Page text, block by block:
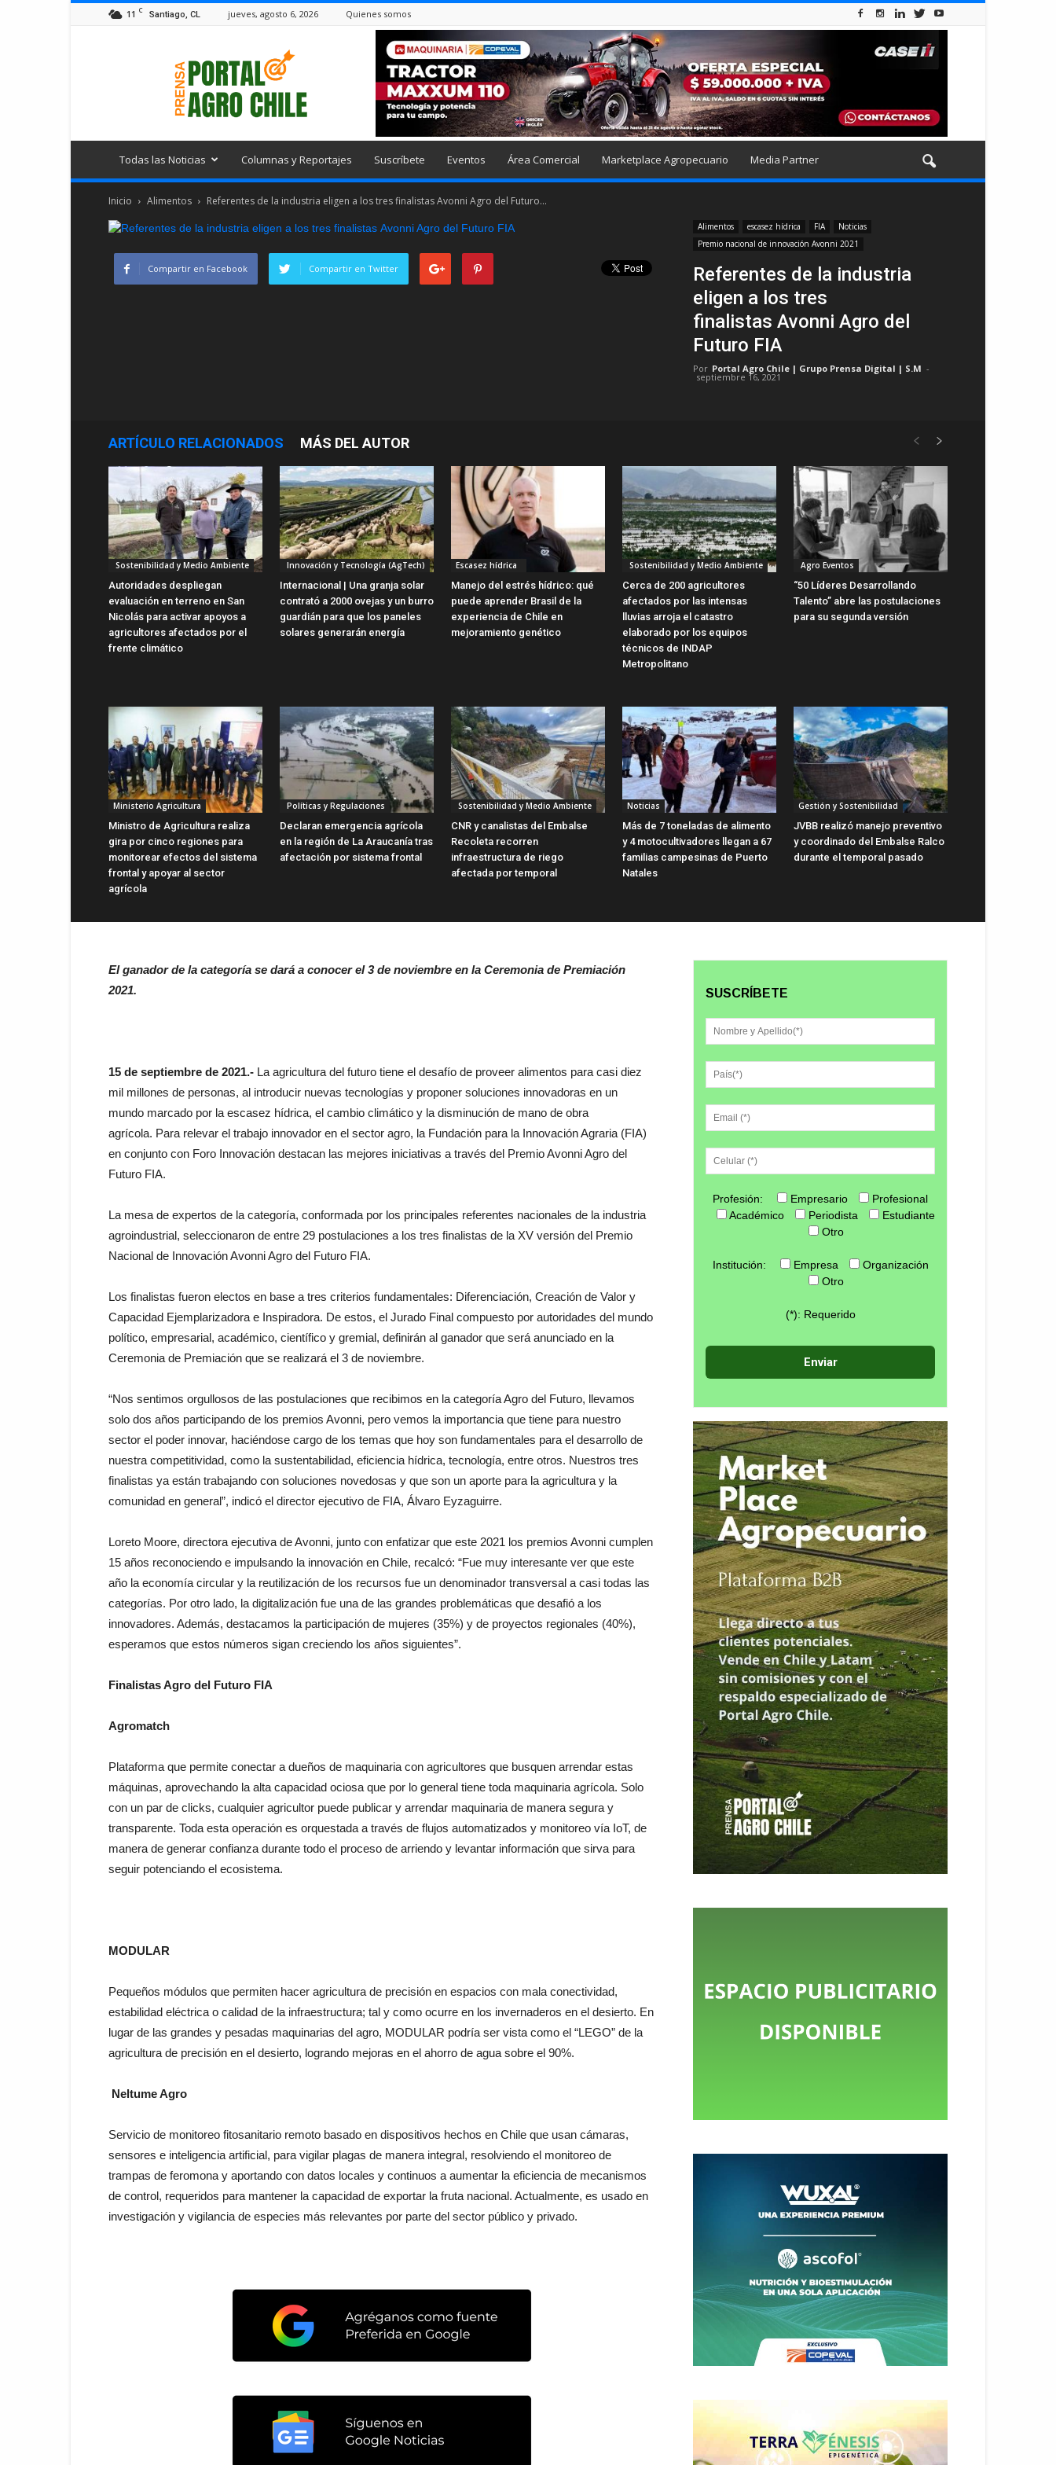
11 C Santiago, CL jueves, agosto 6, 2026 Quienes somos
Todas las Noticias Columnas y Reportajes Suscríbete Eventos Área Comercial Marketplace Agropecuario Media Partner
Inicio Alimentos Referentes de la industria eligen a los tres finalistas Avonni Agro del Futuro...
Alimentos escasez hídrica FIA
Noticias
Premio nacional de innovación Avonni 2021
Referentes de la industria
eligen a los tres
finalistas Avonni Agro del
Futuro FIA
Por Portal Agro Chile | Grupo Prensa Digital | S.M -
septiembre 16, 2021
Compartir en Facebook Compartir en Twitter
ARTÍCULO RELACIONADOS MÁS DEL AUTOR
Sostenibilidad y Medio Ambiente
Autoridades despliegan
evaluación en terreno en San
Nicolás para activar apoyos a
agricultores afectados por el
frente climático
Innovación y Tecnología (AgTech)
Internacional | Una granja solar
contrató a 2000 ovejas y un burro
guardián para que los paneles
solares generarán energía
Escasez hídrica
Manejo del estrés hídrico: qué
puede aprender Brasil de la
experiencia de Chile en
mejoramiento genético
Sostenibilidad y Medio Ambiente
Cerca de 200 agricultores
afectados por las intensas
lluvias arroja el catastro
elaborado por los equipos
técnicos de INDAP
Metropolitano
Agro Eventos
“50 Líderes Desarrollando
Talento” abre las postulaciones
para su segunda versión
Ministerio Agricultura
Ministro de Agricultura realiza
gira por cinco regiones para
monitorear efectos del sistema
frontal y apoyar al sector
agrícola
Políticas y Regulaciones
Declaran emergencia agrícola
en la región de La Araucanía tras
afectación por sistema frontal
Sostenibilidad y Medio Ambiente
CNR y canalistas del Embalse
Recoleta recorren
infraestructura de riego
afectada por temporal
Noticias
Más de 7 toneladas de alimento
y 4 motocultivadores llegan a 67
familias campesinas de Puerto
Natales
Gestión y Sostenibilidad
JVBB realizó manejo preventivo
y coordinado del Embalse Ralco
durante el temporal pasado
El ganador de la categoría se dará a conocer el 3 de noviembre en la Ceremonia de Premiación
2021.
15 de septiembre de 2021.- La agricultura del futuro tiene el desafío de proveer alimentos para casi diez
mil millones de personas, al introducir nuevas tecnologías y proponer soluciones innovadoras en un
mundo marcado por la escasez hídrica, el cambio climático y la disminución de mano de obra
agrícola. Para relevar el trabajo innovador en el sector agro, la Fundación para la Innovación Agraria (FIA)
en conjunto con Foro Innovación destacan las mejores iniciativas a través del Premio Avonni Agro del
Futuro FIA.
La mesa de expertos de la categoría, conformada por los principales referentes nacionales de la industria
agroindustrial, seleccionaron de entre 29 postulaciones a los tres finalistas de la XV versión del Premio
Nacional de Innovación Avonni Agro del Futuro FIA.
Los finalistas fueron electos en base a tres criterios fundamentales: Diferenciación, Creación de Valor y
Capacidad Ejemplarizadora e Inspiradora. De estos, el Jurado Final compuesto por autoridades del mundo
político, empresarial, académico, científico y gremial, definirán al ganador que será anunciado en la
Ceremonia de Premiación que se realizará el 3 de noviembre.
“Nos sentimos orgullosos de las postulaciones que recibimos en la categoría Agro del Futuro, llevamos
solo dos años participando de los premios Avonni, pero vemos la importancia que tiene para nuestro
sector el poder innovar, haciéndose cargo de los temas que hoy son fundamentales para el desarrollo de
nuestra competitividad, como la sustentabilidad, eficiencia hídrica, tecnología, entre otros. Nuestros tres
finalistas ya están trabajando con soluciones novedosas y que son un aporte para la agricultura y la
comunidad en general”, indicó el director ejecutivo de FIA, Álvaro Eyzaguirre.
Loreto Moore, directora ejecutiva de Avonni, junto con enfatizar que este 2021 los premios Avonni cumplen
15 años reconociendo e impulsando la innovación en Chile, recalcó: “Fue muy interesante ver que este
año la economía circular y la reutilización de los recursos fue un denominador transversal a casi todas las
categorías. Por otro lado, la digitalización fue una de las grandes problemáticas que desafió a los
innovadores. Además, destacamos la participación de mujeres (35%) y de proyectos regionales (40%),
esperamos que estos números sigan creciendo los años siguientes”.
Finalistas Agro del Futuro FIA
Agromatch
Plataforma que permite conectar a dueños de maquinaria con agricultores que busquen arrendar estas
máquinas, aprovechando la alta capacidad ociosa que por lo general tiene toda maquinaria agrícola. Solo
con un par de clicks, cualquier agricultor puede publicar y arrendar maquinaria de manera segura y
transparente. Toda esta operación es orquestada a través de flujos automatizados y monitoreo vía IoT, de
manera de generar confianza durante todo el proceso de arriendo y levantar información que sirva para
seguir potenciando el ecosistema.
MODULAR
Pequeños módulos que permiten hacer agricultura de precisión en espacios con mala conectividad,
estabilidad eléctrica o calidad de la infraestructura; tal y como ocurre en los invernaderos en el desierto. En
lugar de las grandes y pesadas maquinarias del agro, MODULAR podría ser vista como el “LEGO” de la
agricultura de precisión en el desierto, logrando mejoras en el ahorro de agua sobre el 90%.
Neltume Agro
Servicio de monitoreo fitosanitario remoto basado en dispositivos hechos en Chile que usan cámaras,
sensores e inteligencia artificial, para vigilar plagas de manera integral, resolviendo el monitoreo de
trampas de feromona y aportando con datos locales y continuos a aumentar la eficiencia de mecanismos
de control, requeridos para mantener la capacidad de exportar la fruta nacional. Actualmente, es usado en
investigación y vigilancia de especies más relevantes por parte del sector público y privado.
SUSCRÍBETE
Profesión: Empresario
Profesional
Académico
Periodista
Estudiante
Otro
Institución: Empresa
Organización
Otro
(*): Requerido